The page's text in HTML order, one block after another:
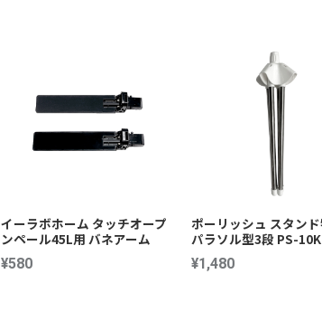
イーラボホーム タッチオープ
ンペール45L用 バネアーム
¥580
ポーリッシュ スタン
パラソル型3段 PS-
¥1,480